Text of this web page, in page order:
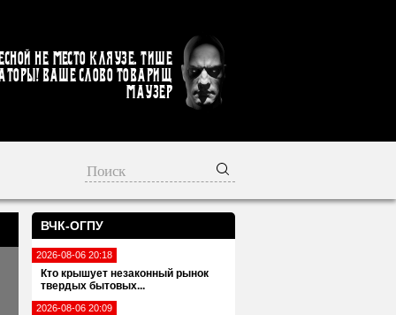
не место кляузе. Тише
Ваше слово товарищ
Маузер
ВЧК-ОГПУ
2026-08-06 20:18
Кто крышует незаконный рынок
твердых бытовых...
2026-08-06 20:09